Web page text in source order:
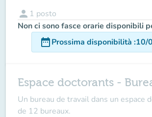
person 1 posto
Non ci sono fasce orarie disponibili
date_rangeProssima disponibilità :10/
Espace doctorants -
Un bureau de travail dans un espace
de 12 bureaux.